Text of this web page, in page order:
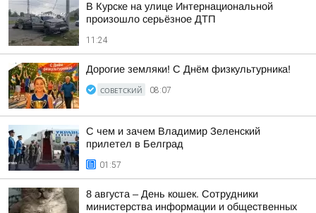
В Курске на улице Интернациональной
произошло серьёзное ДТП
11:24
Дорогие земляки! С Днём физкультурника!
СОВЕТСКИЙ 08:07
С чем и зачем Владимир Зеленский
прилетел в Белград
01:57
8 августа – День кошек. Сотрудники
министерства информации и общественных